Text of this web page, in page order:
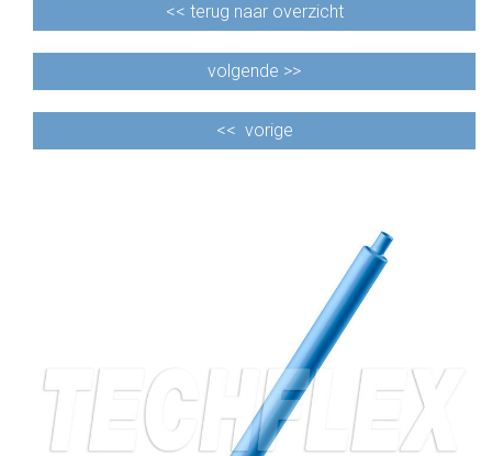
<< terug naar overzicht
volgende >>
<< vorige